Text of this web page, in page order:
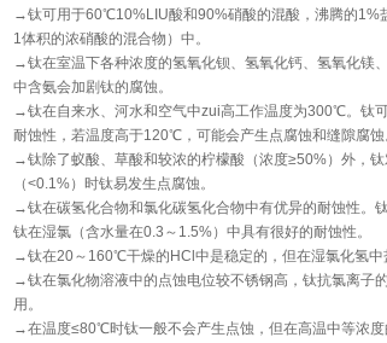
→钛可用于60℃10%LIU酸和90%硝酸的混酸，沸腾的1%
1体积的浓硝酸的混合物）中。
→钛在室温下各种浓度的氢氧化钡、氢氧化钙、氢氧化镁
中含氨会加剧钛的腐蚀。
→钛在自来水、河水和空气中zui高工作温度为300℃。钛
耐蚀性，若温度高于120℃，可能会产生点腐蚀和缝隙腐蚀
→钛除了蚁酸、草酸和较浓的柠檬酸（浓度≥50%）外，
（<0.1%）时钛易发生点腐蚀。
→钛在碳氢化合物和氯化碳氢化合物中有优异的耐蚀性。
钛在湿氯（含水量在0.3～1.5%）中具有很好的耐蚀性。
→钛在20～160℃干燥的HCl中是稳定的，但在湿氯化氢中
→钛在氯化物溶液中的点蚀电位较不锈钢高，钛抗氯离子
用。
→在温度≤80℃时钛一般不会产生点蚀，但在高温中等浓